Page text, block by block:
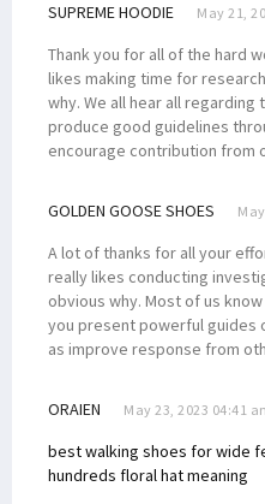
SUPREME HOODIE May 21,
Thank you for all of the hard
likes making time for
why. We all hear all regarding
produce good guidelines
encourage contribution from
GOLDEN GOOSE SHOES
A lot of thanks for all your
really likes conducting
obvious why. Most of us
you present powerful guides
as improve response from oth
ORAIEN May 23, 2023 04:41
best walking shoes for wide
hundreds floral hat meaning